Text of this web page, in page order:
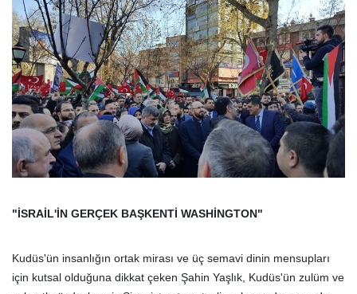
"İSRAİL'İN GERÇEK BAŞKENTİ WASHİNGTON"
Kudüs'ün insanlığın ortak mirası ve üç semavi dinin mensupları
için kutsal olduğuna dikkat çeken Şahin Yaşlık, Kudüs'ün zulüm ve